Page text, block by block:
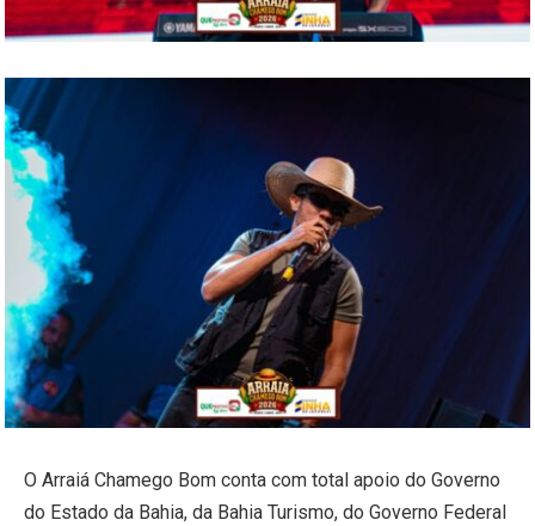
O Arraiá Chamego Bom conta com total apoio do Governo
do Estado da Bahia, da Bahia Turismo, do Governo Federal